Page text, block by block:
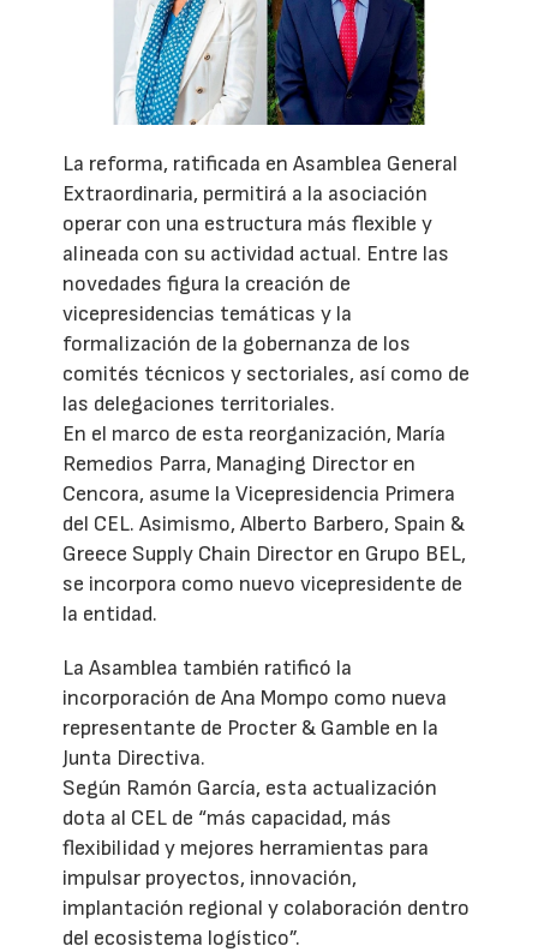
La reforma, ratificada en Asamblea General
Extraordinaria, permitirá a la asociación
operar con una estructura más flexible y
alineada con su actividad actual. Entre las
novedades figura la creación de
vicepresidencias temáticas y la
formalización de la gobernanza de los
comités técnicos y sectoriales, así como de
las delegaciones territoriales.
En el marco de esta reorganización, María
Remedios Parra, Managing Director en
Cencora, asume la Vicepresidencia Primera
del CEL. Asimismo, Alberto Barbero, Spain &
Greece Supply Chain Director en Grupo BEL,
se incorpora como nuevo vicepresidente de
la entidad.
La Asamblea también ratificó la
incorporación de Ana Mompo como nueva
representante de Procter & Gamble en la
Junta Directiva.
Según Ramón García, esta actualización
dota al CEL de “más capacidad, más
flexibilidad y mejores herramientas para
impulsar proyectos, innovación,
implantación regional y colaboración dentro
del ecosistema logístico”.